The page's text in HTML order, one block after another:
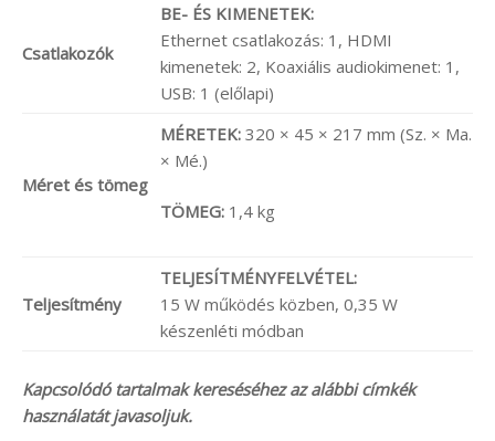
Csatlakozók
BE- ÉS KIMENETEK:
Ethernet csatlakozás: 1, HDMI
kimenetek: 2, Koaxiális audiokimenet: 1,
USB: 1 (előlapi)
Méret és tömeg
MÉRETEK: 320 × 45 × 217 mm (Sz. × Ma.
× Mé.)
TÖMEG: 1,4 kg
Teljesítmény
TELJESÍTMÉNYFELVÉTEL:
15 W működés közben, 0,35 W
készenléti módban
Kapcsolódó tartalmak kereséséhez az alábbi címkék
használatát javasoljuk.